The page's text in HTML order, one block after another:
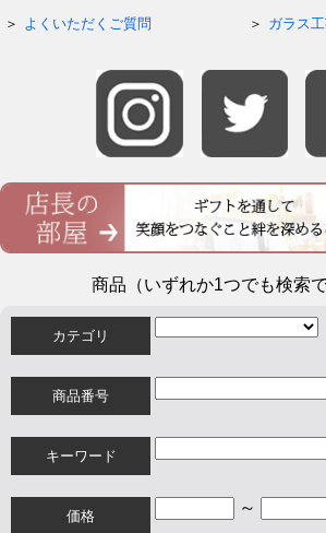
よくいただくご質問 ガラス
商品（いずれか1つでも検索で
カテゴリ
商品番号
キーワード
価格 ～